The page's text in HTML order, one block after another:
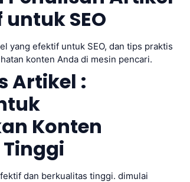
SEO
yang efektif untuk SEO, dan tips praktis
konten Anda di mesin pencari.
Artikel :
Konten
dan berkualitas tinggi. dimulai